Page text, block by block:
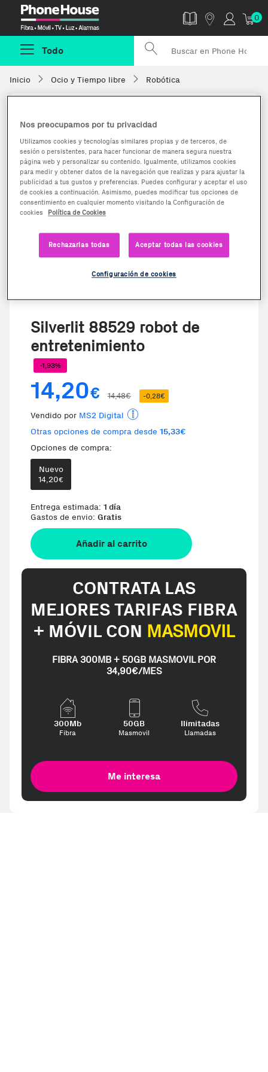
0
Todo
Inicio Ocio y Tiempo libre Robótica
Silverlit 88529 robot de
entretenimiento
-1,93%
14,20€ 14,48€ -0,28€
Vendido por MS2 Digital
Otras opciones de compra desde 15,33€
Opciones de compra:
Nuevo
14,20€
Entrega estimada: 1 día
Gastos de envio: Gratis
Añadir al carrito
CONTRATA LAS
MEJORES TARIFAS FIBRA
+ MÓVIL CON MASMOVIL
FIBRA 300MB + 50GB MASMOVIL POR
34,90€/MES
300Mb
Fibra
50GB
Masmovil
Ilimitadas
Llamadas
Me interesa
Nos preocupamos por tu privacidad
Utilizamos cookies y tecnologías similares propias y de terceros, de
sesión o persistentes, para hacer funcionar de manera segura nuestra
página web y personalizar su contenido. Igualmente, utilizamos cookies
para medir y obtener datos de la navegación que realizas y para ajustar la
publicidad a tus gustos y preferencias. Puedes configurar y aceptar el uso
de cookies a continuación. Asimismo, puedes modificar tus opciones de
consentimiento en cualquier momento visitando la Configuración de
cookies
Política de Cookies
Rechazarlas todas Aceptar todas las cookies
Configuración de cookies